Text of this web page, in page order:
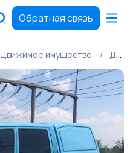
Обратная связь
Движимое имущество Движимое имущество